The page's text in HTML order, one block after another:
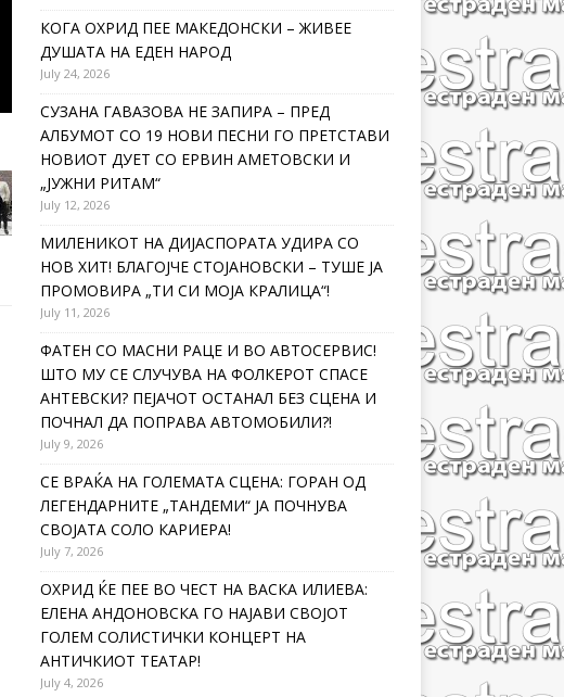
КОГА ОХРИД ПЕЕ МАКЕДОНСКИ – ЖИВЕЕ
ДУШАТА НА ЕДЕН НАРОД
July 24, 2026
СУЗАНА ГАВАЗОВА НЕ ЗАПИРА – ПРЕД
АЛБУМОТ СО 19 НОВИ ПЕСНИ ГО ПРЕТСТАВИ
НОВИОТ ДУЕТ СО ЕРВИН АМЕТОВСКИ И
„ЈУЖНИ РИТАМ“
July 12, 2026
МИЛЕНИКОТ НА ДИЈАСПОРАТА УДИРА СО
НОВ ХИТ! БЛАГОЈЧЕ СТОЈАНОВСКИ – ТУШЕ ЈА
ПРОМОВИРА „ТИ СИ МОЈА КРАЛИЦА“!
July 11, 2026
ФАТЕН СО МАСНИ РАЦЕ И ВО АВТОСЕРВИС!
ШТО МУ СЕ СЛУЧУВА НА ФОЛКЕРОТ СПАСЕ
АНТЕВСКИ? ПЕЈАЧОТ ОСТАНАЛ БЕЗ СЦЕНА И
ПОЧНАЛ ДА ПОПРАВА АВТОМОБИЛИ?!
July 9, 2026
СЕ ВРАЌА НА ГОЛЕМАТА СЦЕНА: ГОРАН ОД
ЛЕГЕНДАРНИТЕ „ТАНДЕМИ“ ЈА ПОЧНУВА
СВОЈАТА СОЛО КАРИЕРА!
July 7, 2026
ОХРИД ЌЕ ПЕЕ ВО ЧЕСТ НА ВАСКА ИЛИЕВА:
ЕЛЕНА АНДОНОВСКА ГО НАЈАВИ СВОЈОТ
ГОЛЕМ СОЛИСТИЧКИ КОНЦЕРТ НА
АНТИЧКИОТ ТЕАТАР!
July 4, 2026